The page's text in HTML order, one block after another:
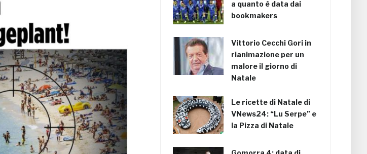
a quanto è data dai
bookmakers
Vittorio Cecchi Gori in
rianimazione per un
malore il giorno di
Natale
Le ricette di Natale di
VNews24: “Lu Serpe” e
la Pizza di Natale